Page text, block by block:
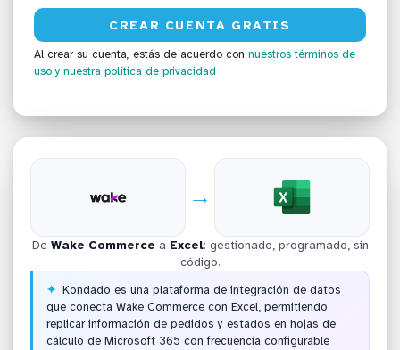
Al crear su cuenta, estás de acuerdo con nuestros términos de
uso y nuestra política de privacidad
→
De Wake Commerce a Excel: gestionado, programado, sin
código.
Kondado es una plataforma de integración de datos
que conecta Wake Commerce con Excel, permitiendo
replicar información de pedidos y estados en hojas de
cálculo de Microsoft 365 con frecuencia configurable